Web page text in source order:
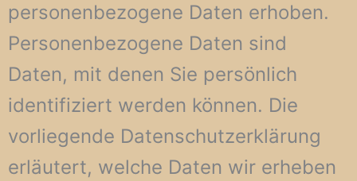
personenbezogene Daten erhoben.
Personenbezogene Daten sind
Daten, mit denen Sie persönlich
identifiziert werden können. Die
vorliegende Datenschutzerklärung
erläutert, welche Daten wir erheben